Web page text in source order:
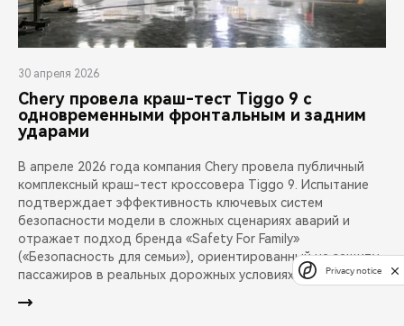
30 апреля 2026
Chery провела краш-тест Tiggo 9 с
одновременными фронтальным и задним
ударами
В апреле 2026 года компания Chery провела публичный
комплексный краш-тест кроссовера Tiggo 9. Испытание
подтверждает эффективность ключевых систем
безопасности модели в сложных сценариях аварий и
отражает подход бренда «Safety For Family»
(«Безопасность для семьи»), ориентированный на защиту
пассажиров в реальных дорожных условиях.
Privacy notice